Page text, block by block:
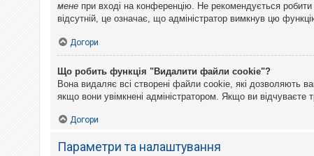
мене при вході на конференцію. Не рекомендується робити
відсутній, це означає, що адміністратор вимкнув цю
Догори
Що робить функція "Видалити файли cookie"?
Вона видаляє всі створені файли cookie, які дозволяють
якщо вони увімкнені адміністратором. Якщо ви
Догори
Параметри та налаштування